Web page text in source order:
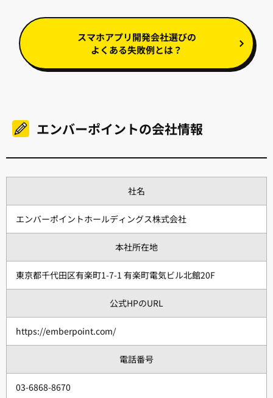
スマホアプリ開発会社選びの
よくある失敗例とは？
エンバーポイントの会社情報
社名
エンバーポイントホールディングス株式会社
本社所在地
東京都千代田区有楽町1-7-1 有楽町電気ビル北館20F
公式HPのURL
https://emberpoint.com/
電話番号
03-6868-8670